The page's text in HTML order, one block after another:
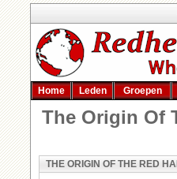
Home Leden Groepen
The Origin Of
THE ORIGIN OF THE RED